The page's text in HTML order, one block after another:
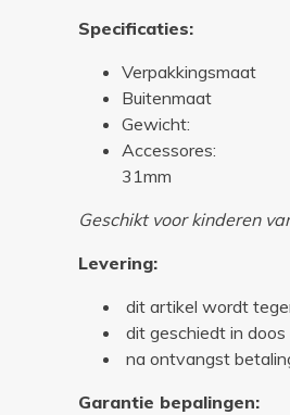
Specificaties:
Buitenmaat
Gewicht:
Accessores:
31mm
Geschikt voor kinderen
Levering:
dit artikel wordt
dit geschiedt in
na ontvangst
Garantie bepalingen: